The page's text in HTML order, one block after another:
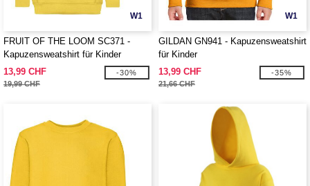
W1
FRUIT OF THE LOOM SC371 -
Kapuzensweatshirt für Kinder
13,99 CHF
19,99 CHF
-30%
W1
GILDAN GN941 - Kapuzensweatshirt
für Kinder
13,99 CHF
21,66 CHF
-35%